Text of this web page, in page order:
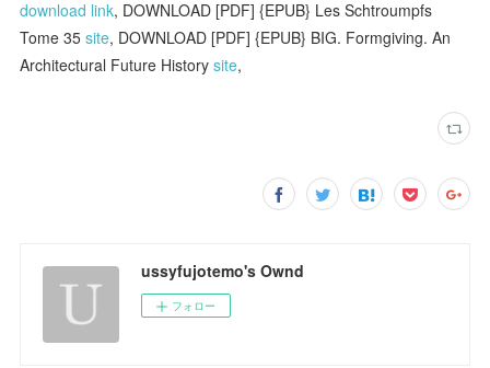
download link, DOWNLOAD [PDF] {EPUB} Les Schtroumpfs
Tome 35site, DOWNLOAD [PDF] {EPUB} BIG. Formgiving. An
Architectural Future Historysite,
ussyfujotemo's Ownd
フォロー